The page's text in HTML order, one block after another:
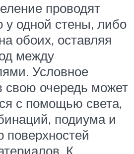
проводят
у одной стены, либо
обоих, оставляя
между
Условное
свою очередь может
с помощью света,
подиума и
поверхностей
К